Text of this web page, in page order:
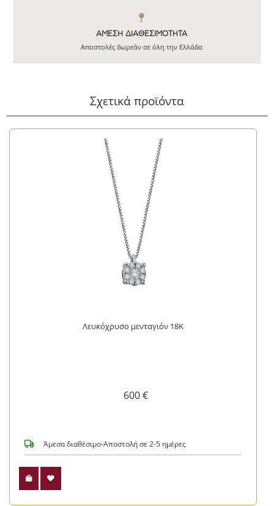
ΆΜΕΣΗ ΔΙΑΘΕΣΙΜΌΤΗΤΑ
Αποστολές δωρεάν σε όλη την Ελλάδα
Σχετικά προϊόντα
Λευκόχρυσο μενταγιόν 18Κ
600 €
Άμεσα διαθέσιμο-Αποστολή σε 2-5 ημέρες